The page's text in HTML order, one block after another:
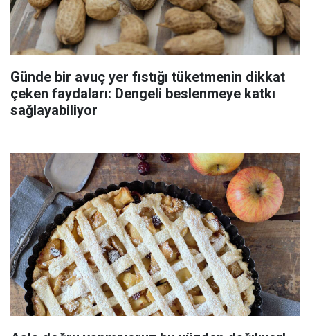
Günde bir avuç yer fıstığı tüketmenin dikkat
çeken faydaları: Dengeli beslenmeye katkı
sağlayabiliyor